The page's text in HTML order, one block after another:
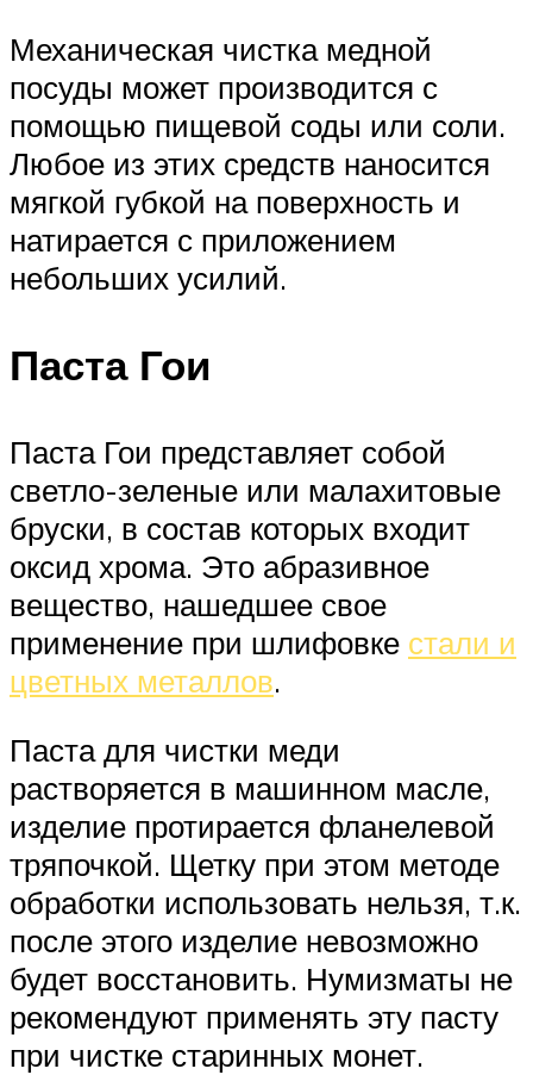
Механическая чистка медной
посуды может производится с
помощью пищевой соды или соли.
Любое из этих средств наносится
мягкой губкой на поверхность и
натирается с приложением
небольших усилий.
Паста Гои
Паста Гои представляет собой
светло-зеленые или малахитовые
бруски, в состав которых входит
оксид хрома. Это абразивное
вещество, нашедшее свое
применение при шлифовке стали и
цветных металлов.
Паста для чистки меди
растворяется в машинном масле,
изделие протирается фланелевой
тряпочкой. Щетку при этом методе
обработки использовать нельзя, т.к.
после этого изделие невозможно
будет восстановить. Нумизматы не
рекомендуют применять эту пасту
при чистке старинных монет.